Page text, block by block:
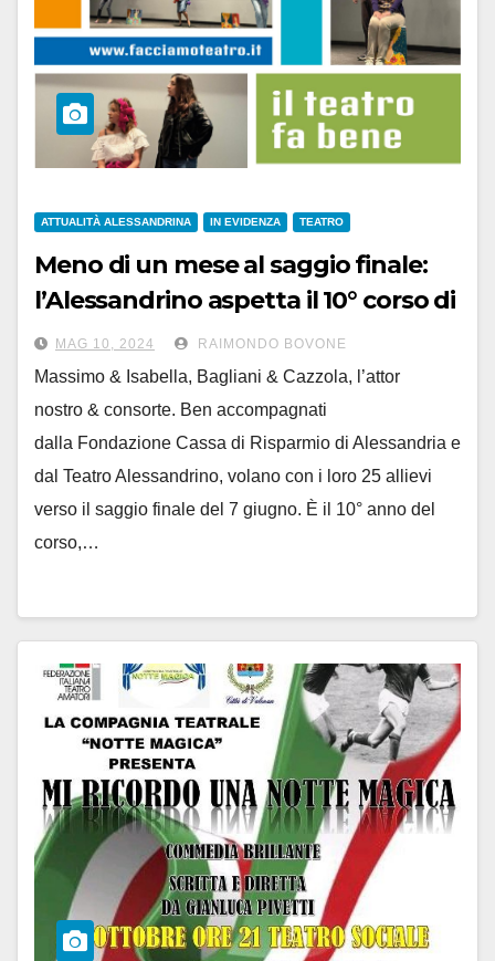
ATTUALITÀ ALESSANDRINA IN EVIDENZA TEATRO
Meno di un mese al saggio finale:
l’Alessandrino aspetta il 10° corso di
recitazione Bagliani/Cazzola
MAG 10, 2024 RAIMONDO BOVONE
Massimo & Isabella, Bagliani & Cazzola, l’attor
nostro & consorte. Ben accompagnati
dalla Fondazione Cassa di Risparmio di Alessandria e
dal Teatro Alessandrino, volano con i loro 25 allievi
verso il saggio finale del 7 giugno. È il 10° anno del
corso,…